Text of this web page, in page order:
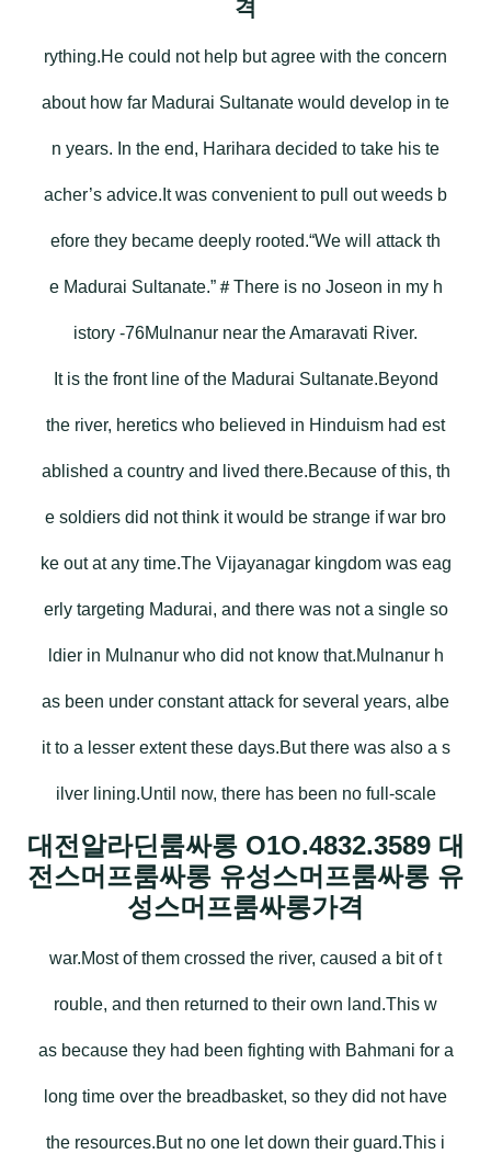
격
rything.He could not help but agree with the concern
about how far Madurai Sultanate would develop in te
n years. In the end, Harihara decided to take his te
acher’s advice.It was convenient to pull out weeds b
efore they became deeply rooted.“We will attack th
e Madurai Sultanate.”＃There is no Joseon in my h
istory -76Mulnanur near the Amaravati River.
It is the front line of the Madurai Sultanate.Beyond
the river, heretics who believed in Hinduism had est
ablished a country and lived there.Because of this, th
e soldiers did not think it would be strange if war bro
ke out at any time.The Vijayanagar kingdom was eag
erly targeting Madurai, and there was not a single so
ldier in Mulnanur who did not know that.Mulnanur h
as been under constant attack for several years, albe
it to a lesser extent these days.But there was also a s
ilver lining.Until now, there has been no full-scale
대전알라딘룸싸롱 O1O.4832.3589 대
전스머프룸싸롱 유성스머프룸싸롱 유
성스머프룸싸롱가격
war.Most of them crossed the river, caused a bit of t
rouble, and then returned to their own land.This w
as because they had been fighting with Bahmani for a
long time over the breadbasket, so they did not have
the resources.But no one let down their guard.This i